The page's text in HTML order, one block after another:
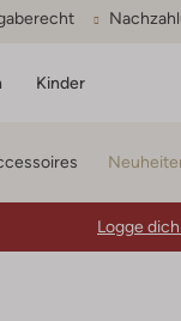
Kinder
Logge